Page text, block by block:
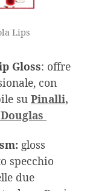
Lips
Gloss: offre
con
su Pinalli,
Douglas
gloss
specchio
due